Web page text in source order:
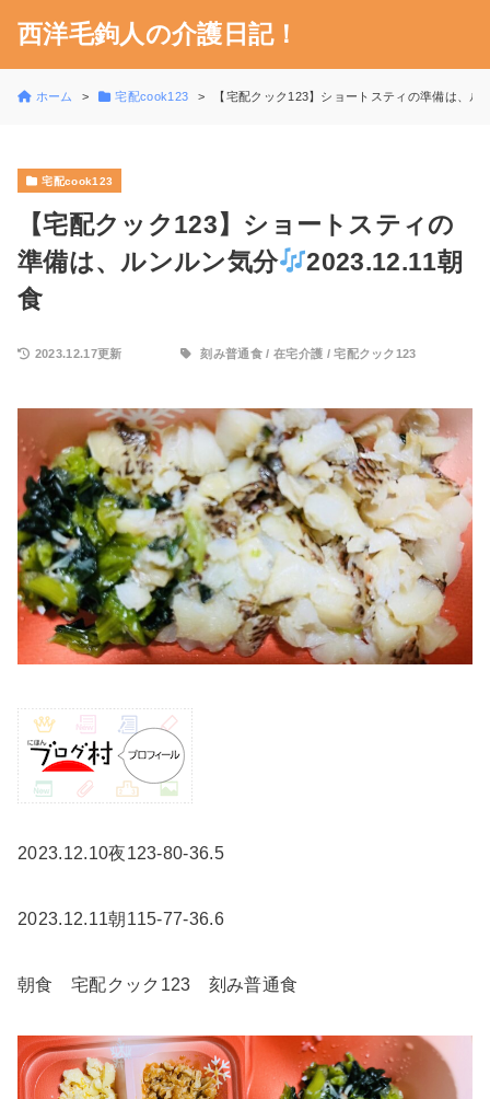
西洋毛鉤人の介護日記！
ホーム 宅配cook123 【宅配クック123】ショートスティの準備は、ル
宅配cook123
【宅配クック123】ショートスティの
準備は、ルンルン気分
2023.12.11朝
食
2023.12.17更新 刻み普通食/ 在宅介護 /宅配クック123
2023.12.10夜123-80-36.5
2023.12.11朝115-77-36.6
朝食 宅配クック123 刻み普通食